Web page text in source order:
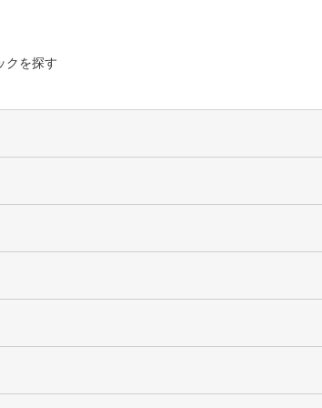
クを探す
中野富士見町耳鼻咽喉科
特に先生が力を入れている診療